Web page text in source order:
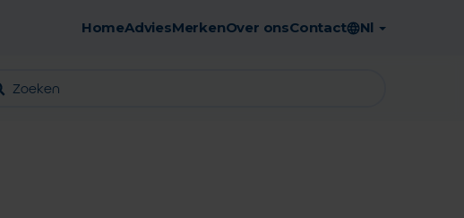
Gratis afhaling in de apotheek
HomeAdviesMerkenOver onsContact Nl